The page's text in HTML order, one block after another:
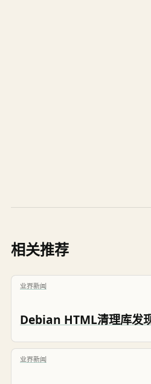
相关推荐
业界新闻
业界新闻